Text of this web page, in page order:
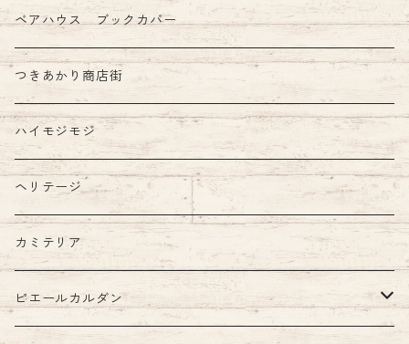
ベアハウス ブックカバー
つきあかり商店街
ハイモジモジ
ヘリテージ
カミテリア
ピエールカルダン